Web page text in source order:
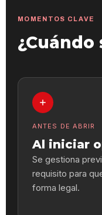
MOMENTOS CLAVE
¿Cuándo
ANTES DE ABRIR
Al iniciar
Se gestiona
requisito para
forma legal.